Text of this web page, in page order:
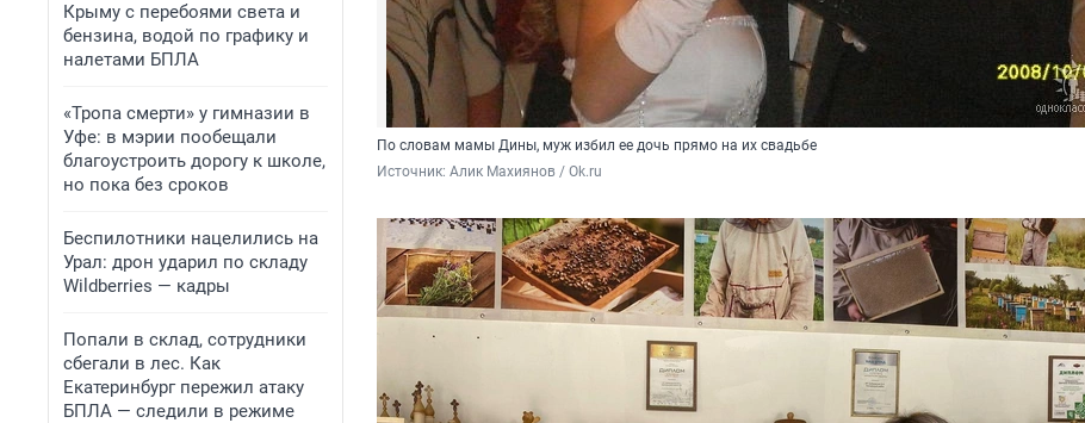
Крыму с перебоями света и
бензина, водой по графику и
налетами БПЛА
«Тропа смерти» у гимназии в
Уфе: в мэрии пообещали
благоустроить дорогу к школе,
но пока без сроков
Беспилотники нацелились на
Урал: дрон ударил по складу
Wildberries — кадры
Попали в склад, сотрудники
сбегали в лес. Как
Екатеринбург пережил атаку
БПЛА — следили в режиме
По словам мамы Дины, муж избил ее дочь прямо на их свадьбе
Источник: Алик Махиянов / Ok.ru